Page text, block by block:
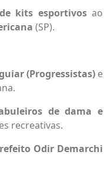
kits esportivosao
(SP).
(Progressistas) e
de dama e
recreativas.
Odir Demarchi